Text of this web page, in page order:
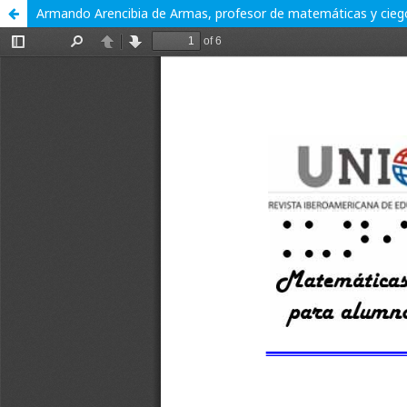
Armando Arencibia de Armas, profesor de matemáticas y